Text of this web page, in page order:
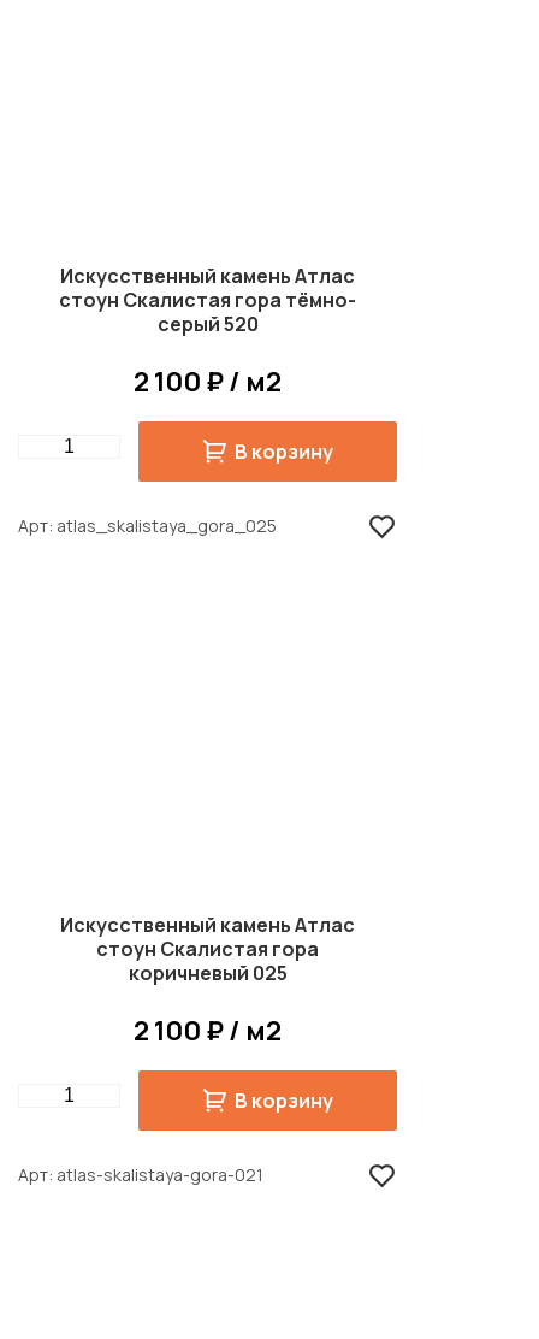
Искусственный камень Атлас
стоун Скалистая гора тёмно-
серый 520
2 100 ₽ / м2
Quantity В корзину
Арт atlas_skalistaya_gora_025
Искусственный камень Атлас
стоун Скалистая гора
коричневый 025
2 100 ₽ / м2
Quantity В корзину
Арт atlas-skalistaya-gora-021